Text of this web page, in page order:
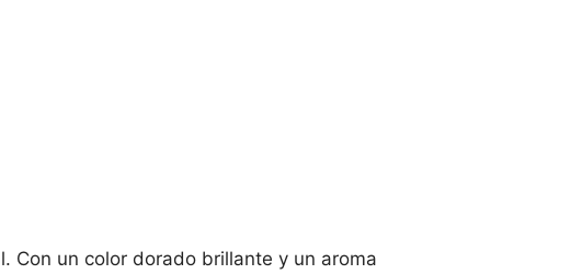
Con un color dorado brillante y un aroma